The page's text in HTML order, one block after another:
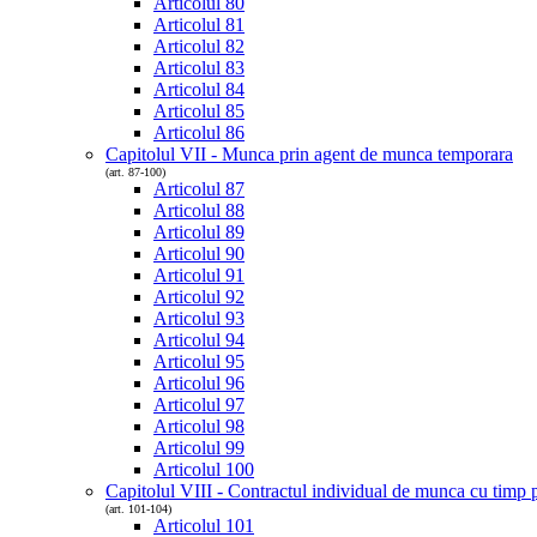
Articolul 81
Articolul 82
Articolul 83
Articolul 84
Articolul 85
Articolul 86
Capitolul VII - Munca prin agent de munca temporara
(art. 87-100)
Articolul 87
Articolul 88
Articolul 89
Articolul 90
Articolul 91
Articolul 92
Articolul 93
Articolul 94
Articolul 95
Articolul 96
Articolul 97
Articolul 98
Articolul 99
Articolul 100
Capitolul VIII - Contractul individual de munca cu timp
(art. 101-104)
Articolul 101